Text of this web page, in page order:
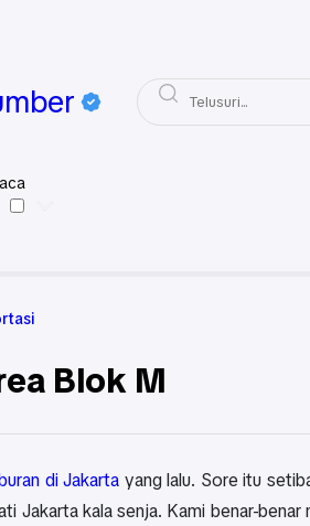
Blok M
di Jakarta yang lalu. Sore itu
Jakarta kala senja. Kami benar-